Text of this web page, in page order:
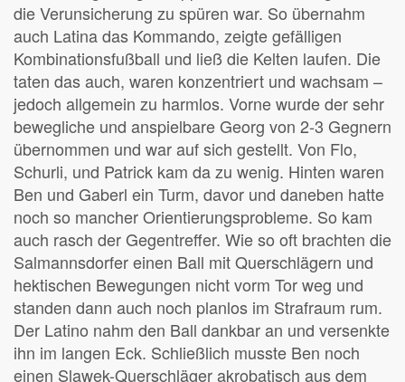
die Verunsicherung zu spüren war. So übernahm
auch Latina das Kommando, zeigte gefälligen
Kombinationsfußball und ließ die Kelten laufen. Die
taten das auch, waren konzentriert und wachsam –
jedoch allgemein zu harmlos. Vorne wurde der sehr
bewegliche und anspielbare Georg von 2-3 Gegnern
übernommen und war auf sich gestellt. Von Flo,
Schurli, und Patrick kam da zu wenig. Hinten waren
Ben und Gaberl ein Turm, davor und daneben hatte
noch so mancher Orientierungsprobleme. So kam
auch rasch der Gegentreffer. Wie so oft brachten die
Salmannsdorfer einen Ball mit Querschlägern und
hektischen Bewegungen nicht vorm Tor weg und
standen dann auch noch planlos im Strafraum rum.
Der Latino nahm den Ball dankbar an und versenkte
ihn im langen Eck. Schließlich musste Ben noch
einen Slawek-Querschläger akrobatisch aus dem